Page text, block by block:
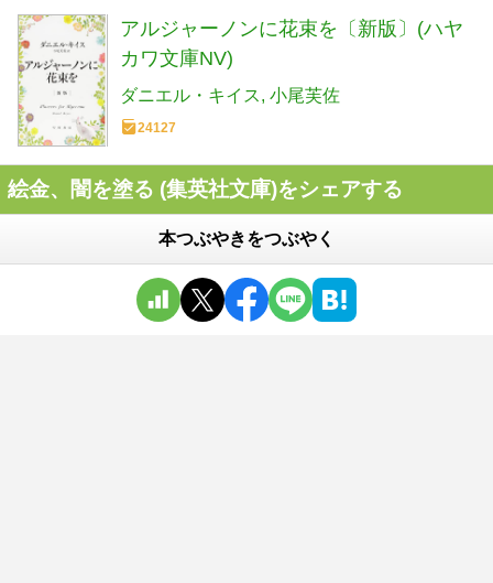
アルジャーノンに花束を〔新版〕(ハヤ
カワ文庫NV)
ダニエル・キイス 小尾芙佐
24127
絵金、闇を塗る (集英社文庫)をシェアする
本つぶやきをつぶやく